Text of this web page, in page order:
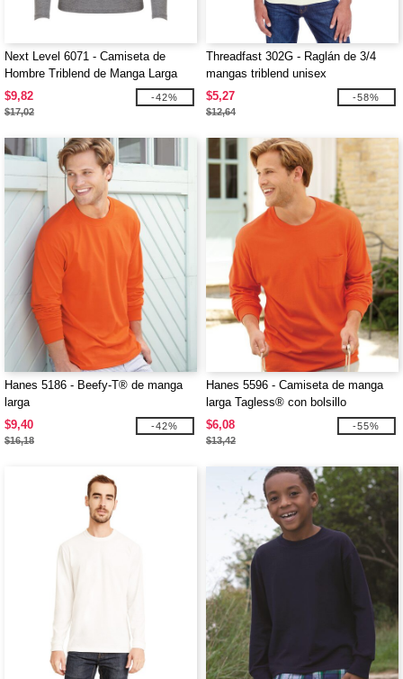
Next Level 6071 - Camiseta de
Hombre Triblend de Manga Larga
Crew
$9,82
$17,02
-42%
Threadfast 302G - Raglán de 3/4
mangas triblend unisex
$5,27
$12,64
-58%
Hanes 5186 - Beefy-T® de manga
larga
$9,40
$16,18
-42%
Hanes 5596 - Camiseta de manga
larga Tagless® con bolsillo
$6,08
$13,42
-55%